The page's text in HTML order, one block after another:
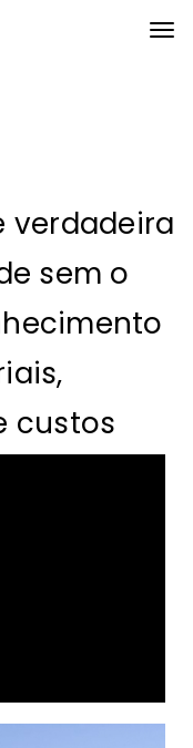
verdadeira
sem o
custos